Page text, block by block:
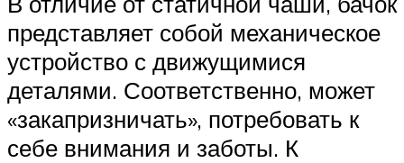
представляет собой механическое
устройство с движущимися
деталями. Соответственно, может
«закапризничать», потребовать к
себе внимания и заботы. К